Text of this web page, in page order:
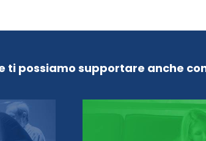
ti possiamo supportare anche